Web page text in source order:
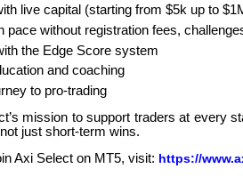
live capital (starting from $5k up to
pace without registration fees,
the Edge Score system
and coaching
to pro-trading
mission to support traders at every
just short-term wins.
Axi Select on MT5, visit: https://